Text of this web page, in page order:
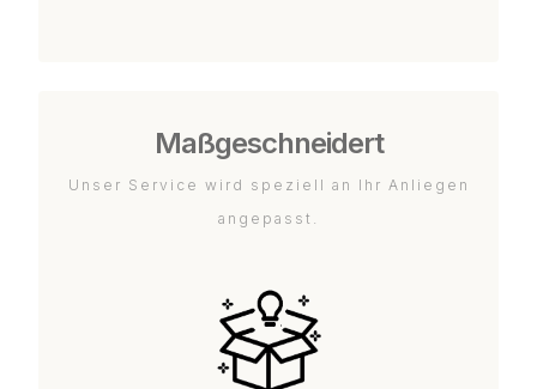
Maßgeschneidert
Unser Service wird speziell an Ihr Anliegen
angepasst.